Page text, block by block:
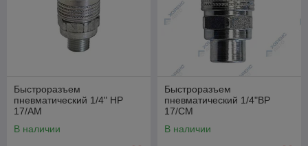
Быстроразъем
пневматический 1/4" HP
17/AM
В наличии
Быстроразъем
пневматический 1/4"BP
17/CM
В наличии